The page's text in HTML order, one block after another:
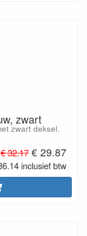
zwart
zwart deksel.
€ 32.17 € 29.87
inclusief btw